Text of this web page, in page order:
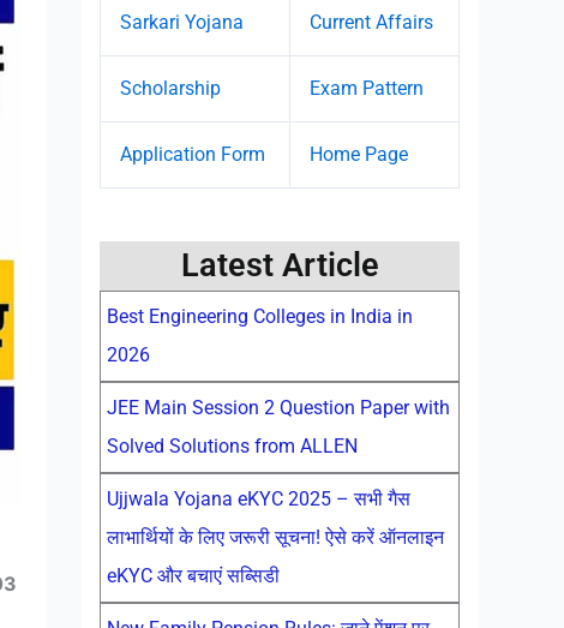
Sarkari Yojana Current Affairs
Scholarship Exam Pattern
Application Form Home Page
Latest Article
Best Engineering Colleges in India in
2026
JEE Main Session 2 Question Paper with
Solved Solutions from ALLEN
Ujjwala Yojana eKYC 2025 – सभी गैस
लाभार्थियों के लिए जरूरी सूचना! ऐसे करें ऑनलाइन
eKYC और बचाएं सब्सिडी